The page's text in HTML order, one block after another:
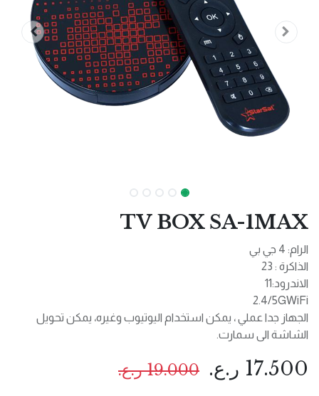
TV BOX SA-1MAX
الرام: 4 جي بي
الذاكرة : 23
الاندرود:11
2.4/5GWiFi
الجهاز جدا عملي ، يمكن استخدام اليوتيوب وغيره، يمكن تحويل
الشاشة الى سمارت.
17.500 ر.ع. 19.000ر.ع.